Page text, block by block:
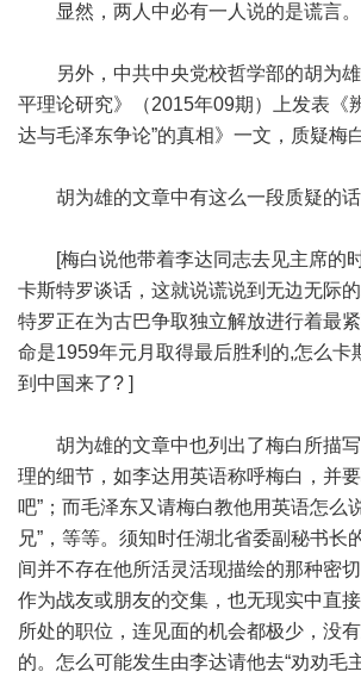
显然，两人中必有一人说的是谎言。
另外，中共中央党校哲学部的胡为雄
平理论研究》（2015年09期）上发表《
达与毛泽东争论”的真相》一文，质疑梅
胡为雄的文章中有这么一段质疑的话
[梅白说他带着李达同志去见主席的
卡斯特罗谈话，这就说谎说到无边无际
特罗正在为古巴争取独立解放进行着最
命是1959年元月取得最后胜利的,怎么卡
到中国来了? ]
胡为雄的文章中也列出了梅白所描写
理的细节，如李达用英语称呼梅白，并
吧”；而毛泽东又请梅白教他用英语怎么
兄”，等等。须知时任湖北省委副秘书长
间并不存在他所活灵活现描绘的那种密
作为战友或朋友的交集，也无现实中直
所处的职位，连见面的机会都极少，没
的。怎么可能发生由李达请他去“劝劝毛